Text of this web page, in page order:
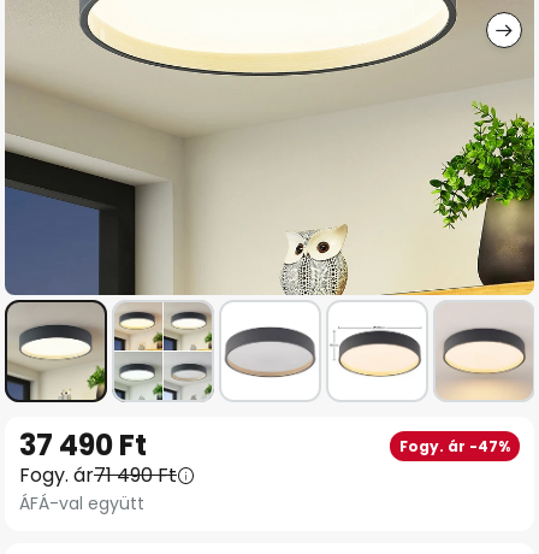
képgaléria
elejére
37 490 Ft Fogy. ár -47%
Fogy. ár71 490 Ft
ÁFÁ-val együtt